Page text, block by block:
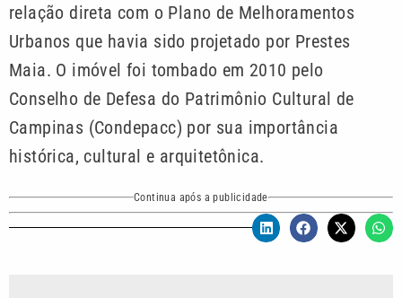
relação direta com o Plano de Melhoramentos
Urbanos que havia sido projetado por Prestes
Maia. O imóvel foi tombado em 2010 pelo
Conselho de Defesa do Patrimônio Cultural de
Campinas (Condepacc) por sua importância
histórica, cultural e arquitetônica.
Continua após a publicidade